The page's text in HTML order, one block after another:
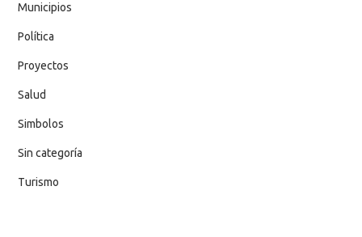
Municipios
Política
Proyectos
Salud
Simbolos
Sin categoría
Turismo